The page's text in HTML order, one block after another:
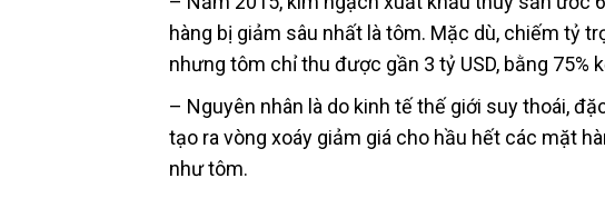
hàng bị giảm sâu nhất là tôm. Mặc dù, chiếm tỷ
nhưng tôm chỉ thu được gần 3 tỷ USD, bằng
– Nguyên nhân là do kinh tế thế giới suy thoái,
tạo ra vòng xoáy giảm giá cho hầu hết các mặt
như tôm.